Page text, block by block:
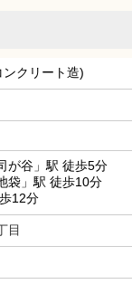
クリート造)
が谷」駅 徒歩5分
袋」駅 徒歩10分
12分
目